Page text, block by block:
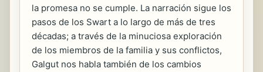
la promesa no se cumple. La narración sigue los
pasos de los Swart a lo largo de más de tres
décadas; a través de la minuciosa exploración
de los miembros de la familia y sus conflictos,
Galgut nos habla también de los cambios